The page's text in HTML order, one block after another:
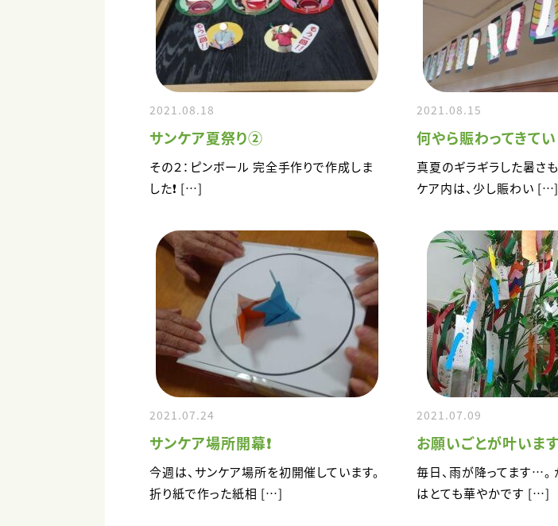
2021.08.18
サンケア夏祭り②
その２：ピンボール 完全手作りで作成しま
した❗ […]
2021.08.15
何やら賑わってきて
真夏のギラギラした暑さ
ケア内は、少し賑わい […]
2021.07.24
サンケア場所開幕❗
今週は、サンケア場所を初開催しています。
折り紙で作った紙相 […]
2021.07.09
お願いごとが叶いま
毎日、雨が降ってます…。
はとても華やかです […]